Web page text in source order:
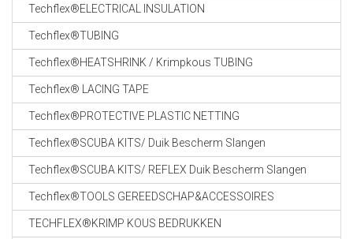
Techflex®ELECTRICAL INSULATION
Techflex®TUBING
Techflex®HEATSHRINK / Krimpkous TUBING
Techflex® LACING TAPE
Techflex®PROTECTIVE PLASTIC NETTING
Techflex®SCUBA KITS/ Duik Bescherm Slangen
Techflex®SCUBA KITS/ REFLEX Duik Bescherm Slangen
Techflex®TOOLS GEREEDSCHAP&ACCESSOIRES
TECHFLEX®KRIMP KOUS BEDRUKKEN